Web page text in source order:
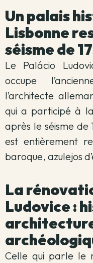
Un palais
Lisbonne
séisme de
Le Palácio
occupe
l’architecte
qui a participé à
après le séisme de
est entièrement
baroque, azulejos
La
Ludovice :
Celle qui parle le